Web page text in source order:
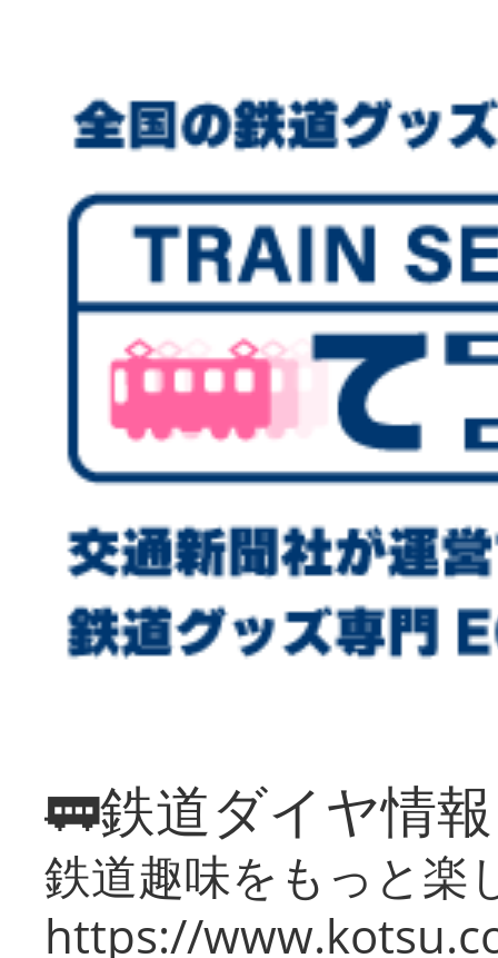
🚃鉄道ダイヤ情
鉄道趣味をもっと楽
https://